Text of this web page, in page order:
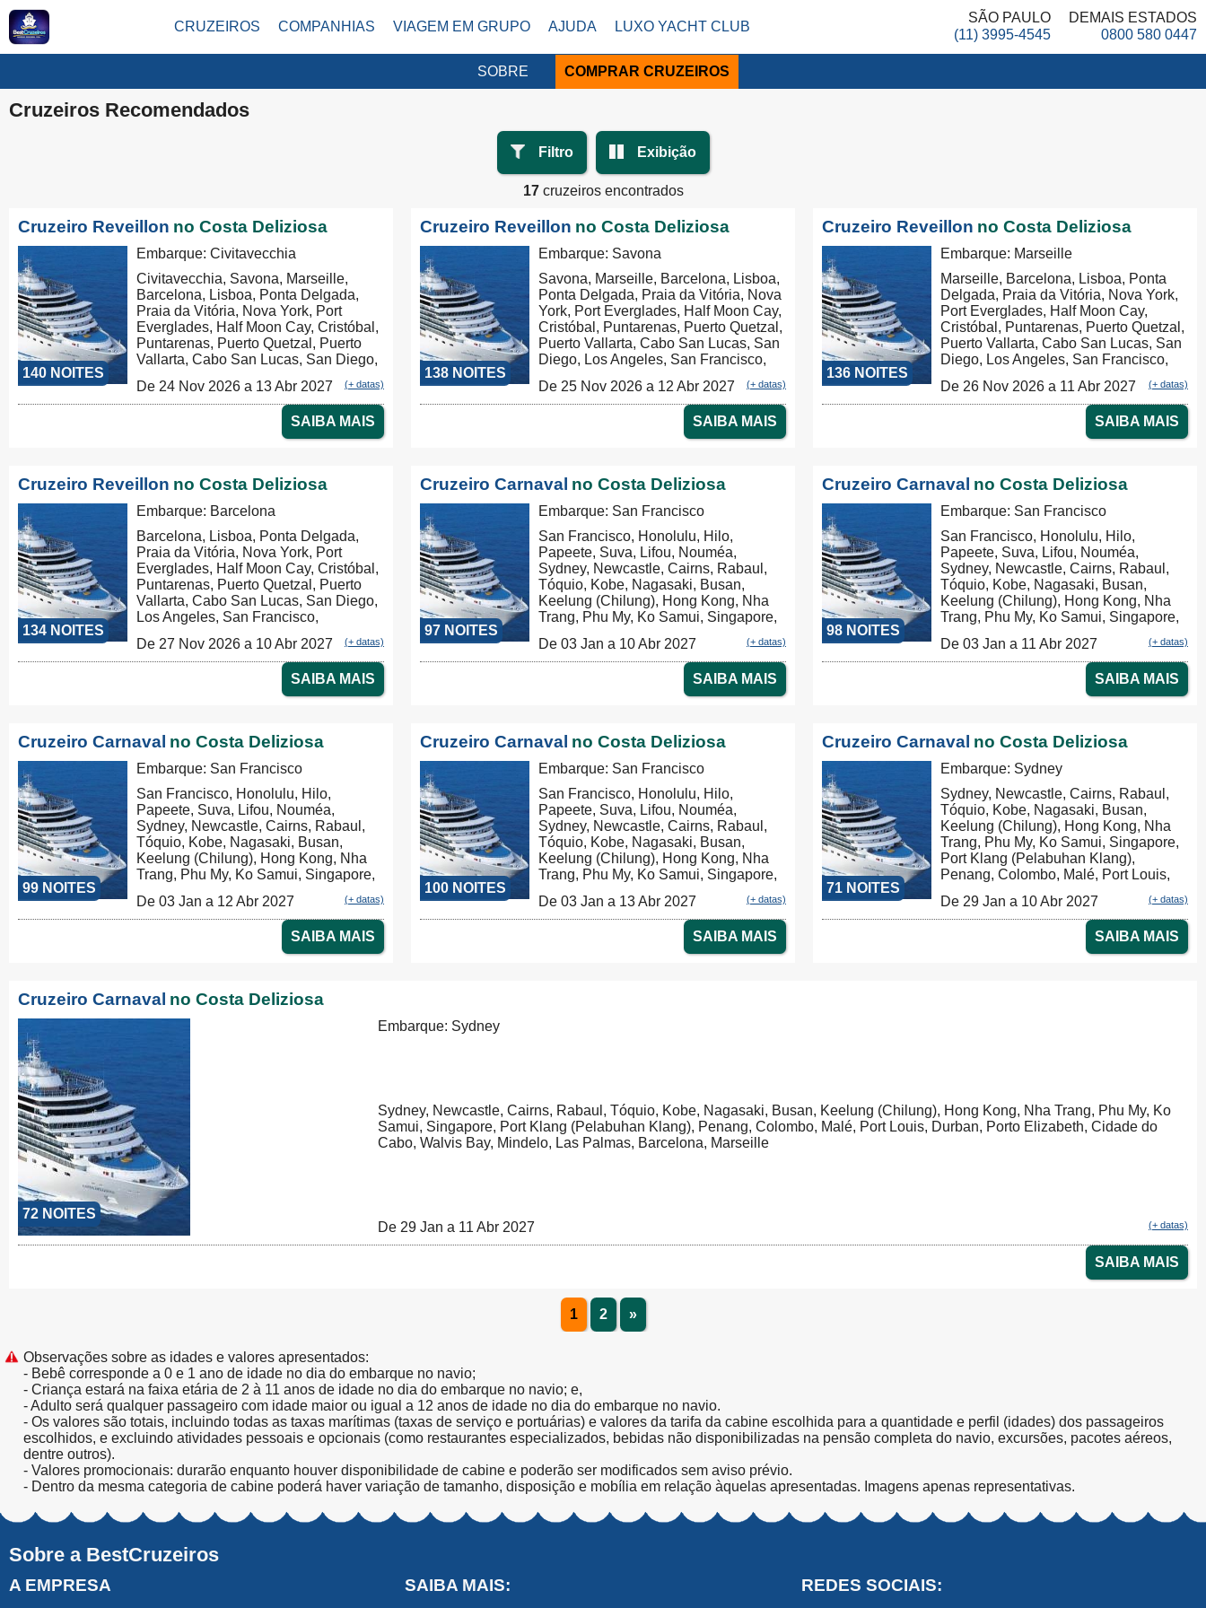
DEMAIS ESTADOS
0800 580 0447
SÃO PAULO
(11) 3995-4545
CRUZEIROS COMPANHIAS VIAGEM EM GRUPO AJUDA LUXO YACHT CLUB
SOBRE COMPRAR CRUZEIROS
Cruzeiros Recomendados
Filtro Exibição
17cruzeiros encontrados
Cruzeiro Reveillon no Costa Deliziosa
140 NOITES
Embarque: Civitavecchia
Civitavecchia, Savona, Marseille,
Barcelona, Lisboa, Ponta Delgada,
Praia da Vitória, Nova York, Port
Everglades, Half Moon Cay, Cristóbal,
Puntarenas, Puerto Quetzal, Puerto
Vallarta, Cabo San Lucas, San Diego,
Honolulu, Hilo, Papeete, Suva, Lifou,
Nouméa, Sydney, Newcastle, Cairns,
Rabaul, Tóquio, Kobe, Nagasaki,
Busan, Keelung (Chilung), Hong
Klang), Penang, Colombo, Malé, Port
Louis, Durban, Porto Elizabeth,
Cidade do Cabo, Walvis Bay, Mindelo,
Las Palmas, Barcelona, Marseille,
Savona, Civitavecchia, Civitavecchia
De 24 Nov 2026 a 13 Abr 2027 (+ datas)
SAIBA MAIS
Cruzeiro Reveillon no Costa Deliziosa
138 NOITES
Embarque: Savona
Savona, Marseille, Barcelona, Lisboa,
Ponta Delgada, Praia da Vitória, Nova
York, Port Everglades, Half Moon Cay,
Cristóbal, Puntarenas, Puerto Quetzal,
Puerto Vallarta, Cabo San Lucas, San
Diego, Los Angeles, San Francisco,
Nouméa, Sydney, Newcastle, Cairns,
Rabaul, Tóquio, Kobe, Nagasaki,
Busan, Keelung (Chilung), Hong
Kong, Nha Trang, Phu My, Ko Samui,
Louis, Durban, Porto Elizabeth,
Cidade do Cabo, Walvis Bay, Mindelo,
Las Palmas, Barcelona, Marseille,
Savona, Savona
De 25 Nov 2026 a 12 Abr 2027 (+ datas)
SAIBA MAIS
Cruzeiro Reveillon no Costa Deliziosa
136 NOITES
Embarque: Marseille
Marseille, Barcelona, Lisboa, Ponta
Delgada, Praia da Vitória, Nova York,
Port Everglades, Half Moon Cay,
Cristóbal, Puntarenas, Puerto Quetzal,
Puerto Vallarta, Cabo San Lucas, San
Diego, Los Angeles, San Francisco,
Nouméa, Sydney, Newcastle, Cairns,
Rabaul, Tóquio, Kobe, Nagasaki,
Busan, Keelung (Chilung), Hong
Kong, Nha Trang, Phu My, Ko Samui,
Louis, Durban, Porto Elizabeth,
Cidade do Cabo, Walvis Bay, Mindelo,
Las Palmas, Barcelona, Marseille,
Marseille
De 26 Nov 2026 a 11 Abr 2027 (+ datas)
SAIBA MAIS
Cruzeiro Reveillon no Costa Deliziosa
134 NOITES
Embarque: Barcelona
Barcelona, Lisboa, Ponta Delgada,
Praia da Vitória, Nova York, Port
Everglades, Half Moon Cay, Cristóbal,
Puntarenas, Puerto Quetzal, Puerto
Vallarta, Cabo San Lucas, San Diego,
Los Angeles, San Francisco,
Nouméa, Sydney, Newcastle, Cairns,
Rabaul, Tóquio, Kobe, Nagasaki,
Busan, Keelung (Chilung), Hong
Kong, Nha Trang, Phu My, Ko Samui,
Louis, Durban, Porto Elizabeth,
Cidade do Cabo, Walvis Bay, Mindelo,
Las Palmas, Barcelona, Barcelona
De 27 Nov 2026 a 10 Abr 2027 (+ datas)
SAIBA MAIS
Cruzeiro Carnaval no Costa Deliziosa
97 NOITES
Embarque: San Francisco
San Francisco, Honolulu, Hilo,
Papeete, Suva, Lifou, Nouméa,
Sydney, Newcastle, Cairns, Rabaul,
Tóquio, Kobe, Nagasaki, Busan,
Keelung (Chilung), Hong Kong, Nha
Trang, Phu My, Ko Samui, Singapore,
Penang, Colombo, Malé, Port Louis,
Durban, Porto Elizabeth, Cidade do
Cabo, Walvis Bay, Mindelo, Las
De 03 Jan a 10 Abr 2027 (+ datas)
SAIBA MAIS
Cruzeiro Carnaval no Costa Deliziosa
98 NOITES
Embarque: San Francisco
San Francisco, Honolulu, Hilo,
Papeete, Suva, Lifou, Nouméa,
Sydney, Newcastle, Cairns, Rabaul,
Tóquio, Kobe, Nagasaki, Busan,
Keelung (Chilung), Hong Kong, Nha
Trang, Phu My, Ko Samui, Singapore,
Penang, Colombo, Malé, Port Louis,
Durban, Porto Elizabeth, Cidade do
Cabo, Walvis Bay, Mindelo, Las
Palmas, Barcelona, Marseille
De 03 Jan a 11 Abr 2027 (+ datas)
SAIBA MAIS
Cruzeiro Carnaval no Costa Deliziosa
99 NOITES
Embarque: San Francisco
San Francisco, Honolulu, Hilo,
Papeete, Suva, Lifou, Nouméa,
Sydney, Newcastle, Cairns, Rabaul,
Tóquio, Kobe, Nagasaki, Busan,
Keelung (Chilung), Hong Kong, Nha
Trang, Phu My, Ko Samui, Singapore,
Penang, Colombo, Malé, Port Louis,
Durban, Porto Elizabeth, Cidade do
Cabo, Walvis Bay, Mindelo, Las
Palmas, Barcelona, Marseille, Savona
De 03 Jan a 12 Abr 2027 (+ datas)
SAIBA MAIS
Cruzeiro Carnaval no Costa Deliziosa
100 NOITES
Embarque: San Francisco
San Francisco, Honolulu, Hilo,
Papeete, Suva, Lifou, Nouméa,
Sydney, Newcastle, Cairns, Rabaul,
Tóquio, Kobe, Nagasaki, Busan,
Keelung (Chilung), Hong Kong, Nha
Trang, Phu My, Ko Samui, Singapore,
Penang, Colombo, Malé, Port Louis,
Durban, Porto Elizabeth, Cidade do
Cabo, Walvis Bay, Mindelo, Las
Palmas, Barcelona, Marseille, Savona,
De 03 Jan a 13 Abr 2027 (+ datas)
SAIBA MAIS
Cruzeiro Carnaval no Costa Deliziosa
71 NOITES
Embarque: Sydney
Sydney, Newcastle, Cairns, Rabaul,
Tóquio, Kobe, Nagasaki, Busan,
Keelung (Chilung), Hong Kong, Nha
Trang, Phu My, Ko Samui, Singapore,
Port Klang (Pelabuhan Klang),
Penang, Colombo, Malé, Port Louis,
Cabo, Walvis Bay, Mindelo, Las
Palmas, Barcelona
De 29 Jan a 10 Abr 2027 (+ datas)
SAIBA MAIS
Cruzeiro Carnaval no Costa Deliziosa
72 NOITES
Embarque: Sydney
Sydney, Newcastle, Cairns, Rabaul, Tóquio, Kobe, Nagasaki, Busan, Keelung (Chilung), Hong Kong, Nha Trang, Phu My, Ko
Samui, Singapore, Port Klang (Pelabuhan Klang), Penang, Colombo, Malé, Port Louis, Durban, Porto Elizabeth, Cidade do
Cabo, Walvis Bay, Mindelo, Las Palmas, Barcelona, Marseille
De 29 Jan a 11 Abr 2027 (+ datas)
SAIBA MAIS
1 2 »
Observações sobre as idades e valores apresentados:
- Bebê corresponde a 0 e 1 ano de idade no dia do embarque no navio;
- Criança estará na faixa etária de 2 à 11 anos de idade no dia do embarque no navio; e,
- Adulto será qualquer passageiro com idade maior ou igual a 12 anos de idade no dia do embarque no navio.
- Os valores são totais, incluindo todas as taxas marítimas (taxas de serviço e portuárias) e valores da tarifa da cabine escolhida para a quantidade e perfil (idades) dos passageiros
escolhidos, e excluindo atividades pessoais e opcionais (como restaurantes especializados, bebidas não disponibilizadas na pensão completa do navio, excursões, pacotes aéreos,
dentre outros).
- Valores promocionais: durarão enquanto houver disponibilidade de cabine e poderão ser modificados sem aviso prévio.
- Dentro da mesma categoria de cabine poderá haver variação de tamanho, disposição e mobília em relação àquelas apresentadas. Imagens apenas representativas.
Sobre a BestCruzeiros
A EMPRESA SAIBA MAIS: REDES SOCIAIS: